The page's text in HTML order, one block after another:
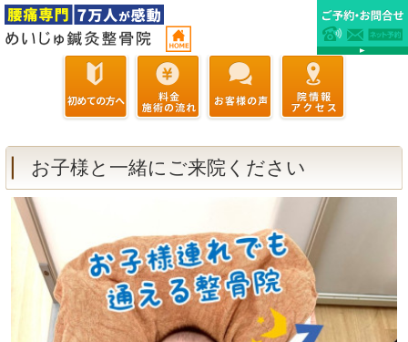
お子様と一緒にご来院ください